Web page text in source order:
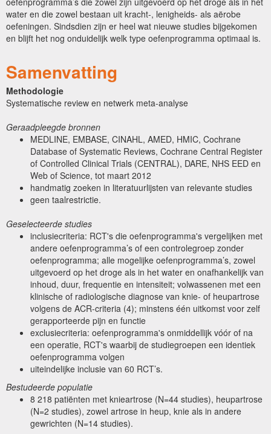
water en die zowel bestaan uit kracht-, lenigheids- als aërobe
oefeningen. Sindsdien zijn er heel wat nieuwe studies bijgekomen
en blijft het nog onduidelijk welk type oefenprogramma optimaal is.
Samenvatting
Methodologie
Systematische review en netwerk meta-analyse
Geraadpleegde bronnen
MEDLINE, EMBASE, CINAHL, AMED, HMIC, Cochrane
Database of Systematic Reviews, Cochrane Central Register
of Controlled Clinical Trials (CENTRAL), DARE, NHS EED en
Web of Science, tot maart 2012
handmatig zoeken in literatuurlijsten van relevante studies
geen taalrestrictie.
Geselecteerde studies
inclusiecriteria: RCT's die oefenprogramma's vergelijken met
andere oefenprogramma’s of een controlegroep zonder
oefenprogramma; alle mogelijke oefenprogramma’s, zowel
uitgevoerd op het droge als in het water en onafhankelijk van
inhoud, duur, frequentie en intensiteit; volwassenen met een
klinische of radiologische diagnose van knie- of heupartrose
volgens de ACR-criteria (4); minstens één uitkomst voor zelf
gerapporteerde pijn en functie
exclusiecriteria: oefenprogramma's onmiddellijk vóór of na
een operatie, RCT's waarbij de studiegroepen een identiek
oefenprogramma volgen
uiteindelijke inclusie van 60 RCT’s.
Bestudeerde populatie
8 218 patiënten met knieartrose (N=44 studies), heupartrose
(N=2 studies), zowel artrose in heup, knie als in andere
gewrichten (N=14 studies).